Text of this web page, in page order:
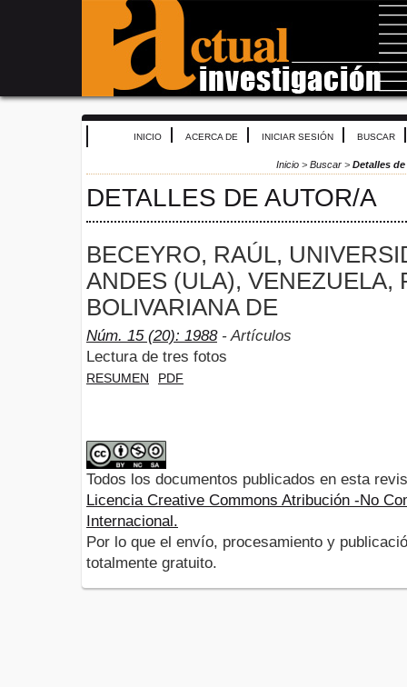
INICIO ACERCA DE INICIAR SESIÓN BUSCAR
Inicio > Buscar > Detalles
DETALLES DE AUTOR/A
BECEYRO, RAÚL,
ANDES (ULA), VENEZUELA,
BOLIVARIANA DE
Núm. 15 (20): 1988- Artículos
Lectura de tres fotos
RESUMEN PDF
Todos los documentos publicados en esta
Licencia Creative Commons Atribución -No
Internacional.
Por lo que el envío, procesamiento y
totalmente gratuito.